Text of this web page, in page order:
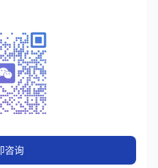
咨询